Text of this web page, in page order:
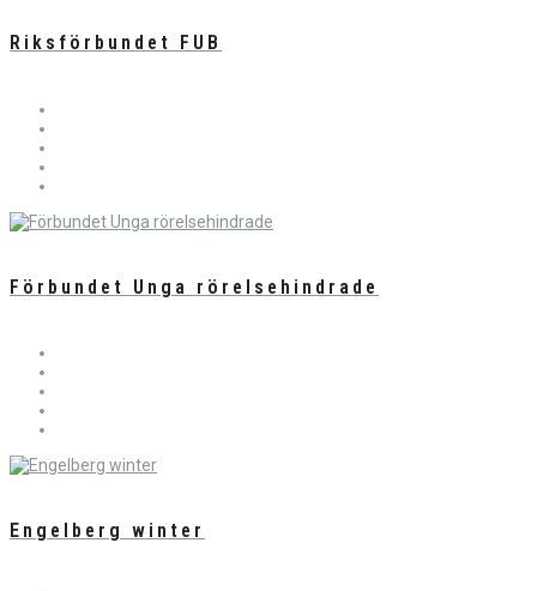
Riksförbundet FUB
Förbundet Unga rörelsehindrade
Engelberg winter